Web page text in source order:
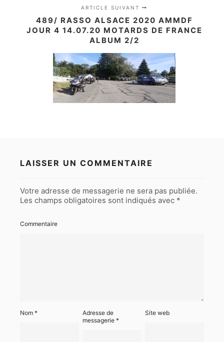
ARTICLE SUIVANT
489/ RASSO ALSACE 2020 AMMDF
JOUR 4 14.07.20 MOTARDS DE FRANCE
ALBUM 2/2
LAISSER UN COMMENTAIRE
Votre adresse de messagerie ne sera pas publiée.
Les champs obligatoires sont indiqués avec *
Commentaire
Nom *
Adresse de
messagerie*
Site web